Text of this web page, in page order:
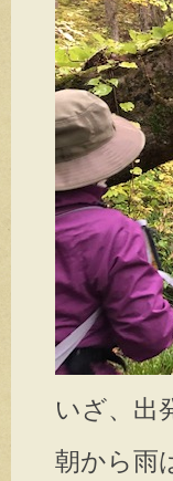
いざ、出
朝から雨